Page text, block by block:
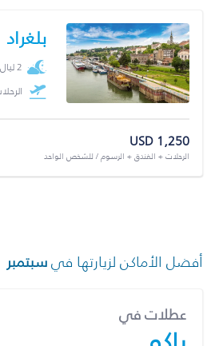
بلغراد
2 ليال
USD 1,250
الرحلات + الفندق + الرسوم / للشخص الواحد
أفضل الأماكن لزيارتها فيسبتمبر
عطلات في